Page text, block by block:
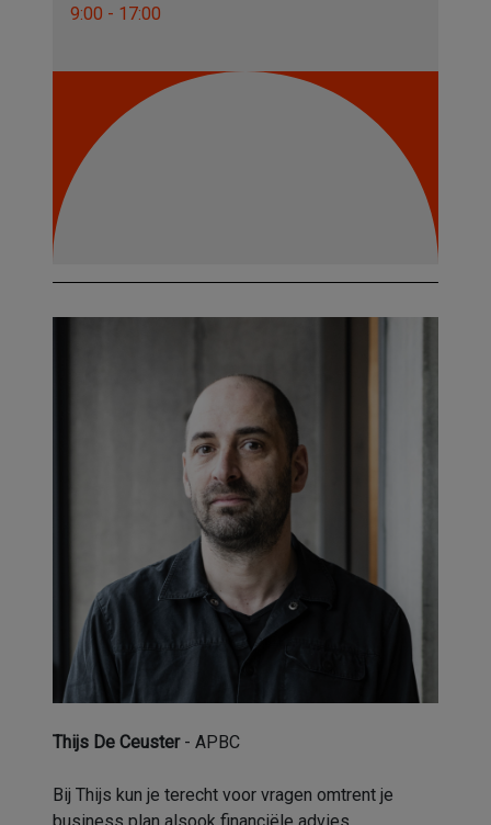
9:00 - 17:00
Thijs De Ceuster- APBC
Bij Thijs kun je terecht voor vragen omtrent je